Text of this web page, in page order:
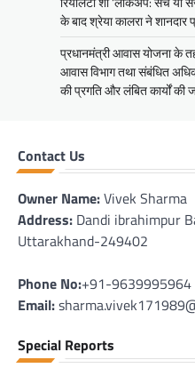
के बाद श्रेया कालरा ने
प्रधानमंत्री आवास योजना के
आवास विभाग तथा संबंधित
की प्रगति और लंबित कार्यों की
Contact Us
Owner Name:Vivek Sharma
Address: Dandi ibrahimpur
Uttarakhand-249402
Phone No:+91-9639995964
Email:
Special Reports